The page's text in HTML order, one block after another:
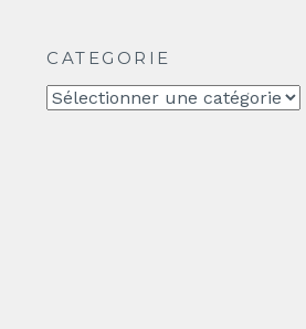
CATEGORIE
CATEGORIE